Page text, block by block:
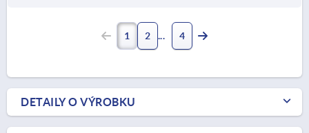
1 2 4
DETAILY O VÝROBKU